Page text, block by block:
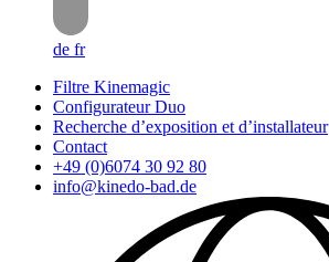
de fr
Filtre Kinemagic
Configurateur Duo
Recherche d’exposition et d’installateur
Contact
+49 (0)6074 30 92 80
info@kinedo-bad.de